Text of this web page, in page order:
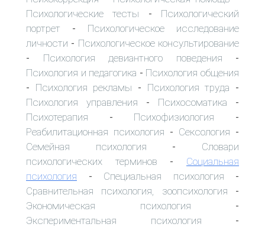
Психологические тесты - Психологический
портрет - Психологическое исследование
личности - Психологическое консультирование
- Психология девиантного поведения -
Психология и педагогика - Психология общения
- Психология рекламы - Психология труда -
Психология управления - Психосоматика -
Психотерапия - Психофизиология -
Реабилитационная психология - Сексология -
Семейная психология - Словари
психологических терминов - Социальная
психология - Специальная психология -
Сравнительная психология, зоопсихология -
Экономическая психология -
Экспериментальная психология -